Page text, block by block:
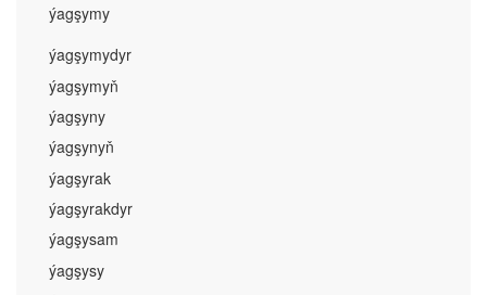
ýagşymy
ýagşymydyr
ýagşymyň
ýagşyny
ýagşynyň
ýagşyrak
ýagşyrakdyr
ýagşysam
ýagşysy